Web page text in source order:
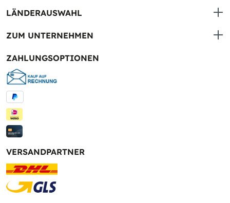
LÄNDERAUSWAHL
ZUM UNTERNEHMEN
ZAHLUNGSOPTIONEN
VERSANDPARTNER